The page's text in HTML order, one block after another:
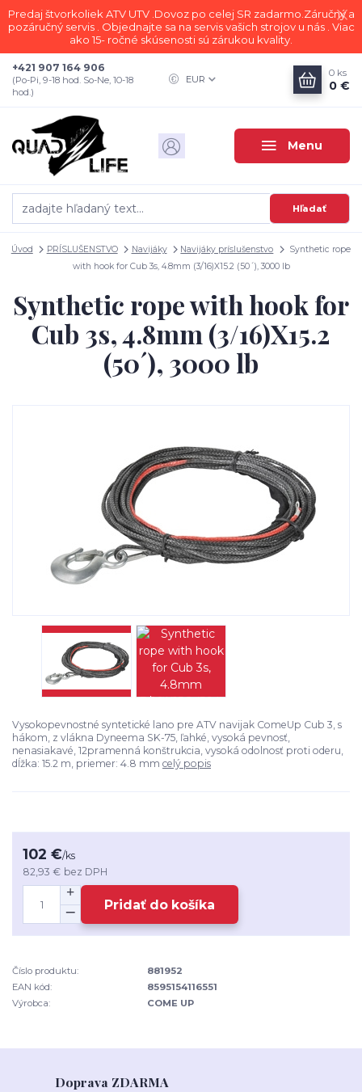
Predaj štvorkoliek ATV UTV .Dovoz po celej SR zadarmo.Záručný a
pozáručný servis . Objednajte sa na servis vašich strojov u nás . Viac
ako 15- ročné skúsenosti sú zárukou kvality.
Menu
EUR
Hľadať
+421 907 164 906
(Po-Pi, 9-18 hod. So-Ne, 10-18
hod.)
0 ks
0 €
Úvod PRÍSLUŠENSTVO Navijáky Navijáky príslušenstvo
Synthetic rope
with hook for Cub 3s, 4.8mm (3/16)X15.2 (50´), 3000 lb
Synthetic rope with hook for
Cub 3s, 4.8mm (3/16)X15.2
(50´), 3000 lb
Vysokopevnostné syntetické lano pre ATV navijak ComeUp Cub 3, s
hákom, z vlákna Dyneema SK-75, ľahké, vysoká pevnosť,
nenasiakavé, 12pramenná konštrukcia, vysoká odolnosť proti oderu,
dĺžka: 15.2 m, priemer: 4.8 mm celý popis
102 €/ks
82,93 € bez DPH
Pridať do košíka
Číslo produktu:
881952
EAN kód:
8595154116551
Výrobca:
COME UP
Doprava ZDARMA